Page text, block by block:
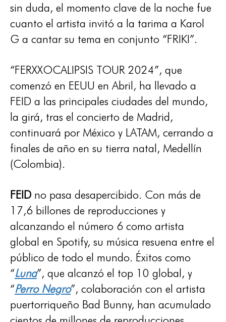
sin duda, el momento clave de la noche fue
cuanto el artista invitó a la tarima a Karol
G a cantar su tema en conjunto “FRIKI”.
“FERXXOCALIPSIS TOUR 2024”, que
comenzó en EEUU en Abril, ha llevado a
FEID a las principales ciudades del mundo,
la girá, tras el concierto de Madrid,
continuará por México y LATAM, cerrando a
finales de año en su tierra natal, Medellín
(Colombia).
FEID no pasa desapercibido. Con más de
17,6 billones de reproducciones y
alcanzando el número 6 como artista
global en Spotify, su música resuena entre el
público de todo el mundo. Éxitos como
“Luna”, que alcanzó el top 10 global, y
“Perro Negro”, colaboración con el artista
puertorriqueño Bad Bunny, han acumulado